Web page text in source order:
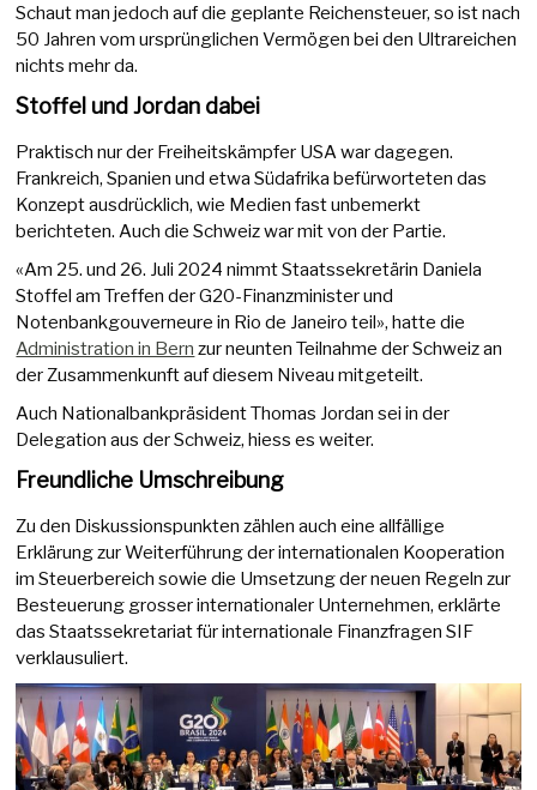
Schaut man jedoch auf die geplante Reichensteuer, so ist nach
50 Jahren vom ursprünglichen Vermögen bei den Ultrareichen
nichts mehr da.
Stoffel und Jordan dabei
Praktisch nur der Freiheitskämpfer USA war dagegen.
Frankreich, Spanien und etwa Südafrika befürworteten das
Konzept ausdrücklich, wie Medien fast unbemerkt
berichteten. Auch die Schweiz war mit von der Partie.
«Am 25. und 26. Juli 2024 nimmt Staatssekretärin Daniela
Stoffel am Treffen der G20-Finanzminister und
Notenbankgouverneure in Rio de Janeiro teil», hatte die
Administration in Bern zur neunten Teilnahme der Schweiz an
der Zusammenkunft auf diesem Niveau mitgeteilt.
Auch Nationalbankpräsident Thomas Jordan sei in der
Delegation aus der Schweiz, hiess es weiter.
Freundliche Umschreibung
Zu den Diskussionspunkten zählen auch eine allfällige
Erklärung zur Weiterführung der internationalen Kooperation
im Steuerbereich sowie die Umsetzung der neuen Regeln zur
Besteuerung grosser internationaler Unternehmen, erklärte
das Staatssekretariat für internationale Finanzfragen SIF
verklausuliert.